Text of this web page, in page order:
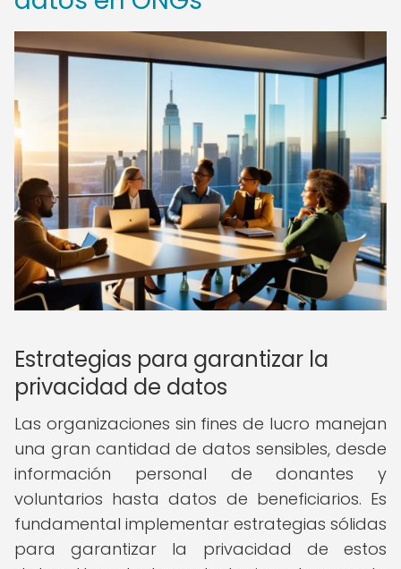
Estrategias para garantizar la
privacidad de datos
Las organizaciones sin fines de lucro manejan
una gran cantidad de datos sensibles, desde
información personal de donantes y
voluntarios hasta datos de beneficiarios. Es
fundamental implementar estrategias sólidas
para garantizar la privacidad de estos